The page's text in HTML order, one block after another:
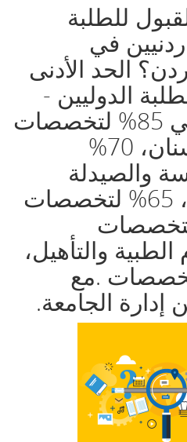
للطلبة
في
الحد الأدنى
الدوليين -
الغير اردنيين - هي 85% لتخصصات
الطب وطب الأسنان، 70%
والصيدلة
والطب البيطري، 65% لتخصصات
60% لتخصصات
والتأهيل،
.مع
الجامعة.